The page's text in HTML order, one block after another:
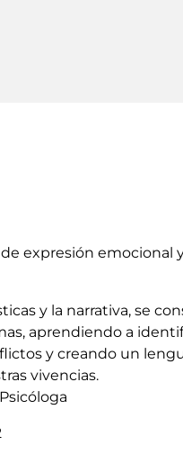
de expresión
y la narrativa, se
aprendiendo a
y creando un
vivencias.